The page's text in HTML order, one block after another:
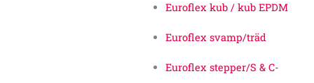
Euroflex kub / kub EPDM
Euroflex svamp/träd
Euroflex stepper/S & C-